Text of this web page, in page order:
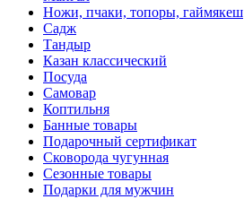
Ножи, пчаки, топоры, гаймякеш
Садж
Тандыр
Казан классический
Посуда
Самовар
Коптильня
Банные товары
Подарочный сертификат
Сковорода чугунная
Сезонные товары
Подарки для мужчин